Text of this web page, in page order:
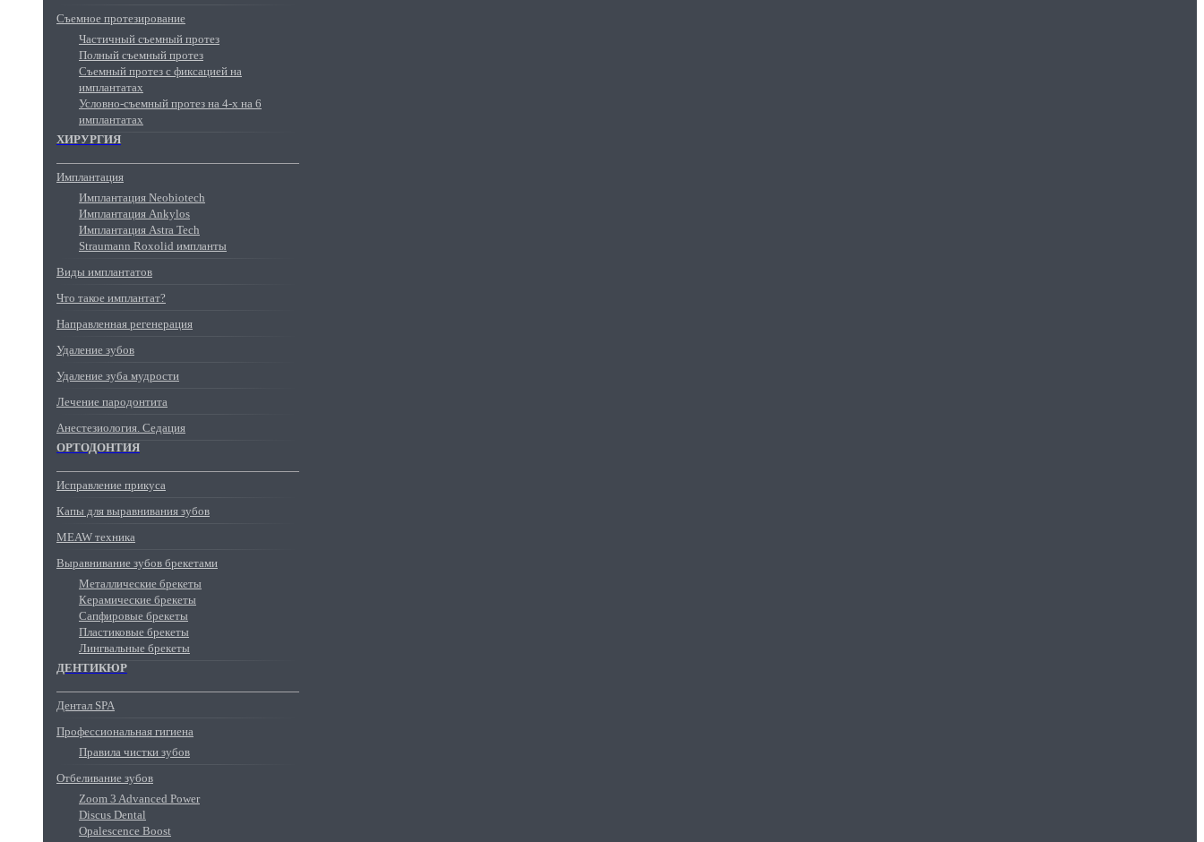
Съемное протезирование
Частичный съемный протез
Полный съемный протез
Съемный протез с фиксацией на
имплантатах
Условно-съемный протез на 4-х на 6
имплантатах
ХИРУРГИЯ
Имплантация
Имплантация Neobiotech
Имплантация Ankylos
Имплантация Astra Tech
Straumann Roxolid импланты
Виды имплантатов
Что такое имплантат?
Направленная регенерация
Удаление зубов
Удаление зуба мудрости
Лечение пародонтита
Анестезиология. Седация
ОРТОДОНТИЯ
Исправление прикуса
Капы для выравнивания зубов
MEAW техника
Выравнивание зубов брекетами
Металлические брекеты
Керамические брекеты
Сапфировые брекеты
Пластиковые брекеты
Лингвальные брекеты
ДЕНТИКЮР
Дентал SPA
Профессиональная гигиена
Правила чистки зубов
Отбеливание зубов
Zoom 3 Advanced Power
Discus Dental
Opalescence Boost